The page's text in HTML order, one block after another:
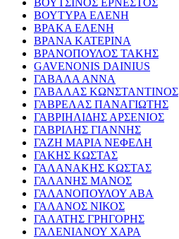
ΒΟΥΤΣΙΝΟΣ ΕΡΝΕΣΤΟΣ
ΒΟΥΤΥΡΑ ΕΛΕΝΗ
ΒΡΑΚΑ ΕΛΕΝΗ
ΒΡΑΝΑ ΚΑΤΕΡΙΝΑ
ΒΡΑΝΟΠΟΥΛΟΣ ΤΑΚΗΣ
GAVENONIS DAINIUS
ΓΑΒΑΛΑ ΑΝΝΑ
ΓΑΒΑΛΑΣ ΚΩΝΣΤΑΝΤΙΝΟΣ
ΓΑΒΡΕΛΑΣ ΠΑΝΑΓΙΩΤΗΣ
ΓΑΒΡΙΗΛΙΔΗΣ ΑΡΣΕΝΙΟΣ
ΓΑΒΡΙΛΗΣ ΓΙΑΝΝΗΣ
ΓΑΖΗ ΜΑΡΙΑ ΝΕΦΕΛΗ
ΓΑΚΗΣ ΚΩΣΤΑΣ
ΓΑΛΑΝΑΚΗΣ ΚΩΣΤΑΣ
ΓΑΛΑΝΗΣ ΜΑΝΟΣ
ΓΑΛΑΝΟΠΟΥΛΟΥ ΑΒΑ
ΓΑΛΑΝΟΣ ΝΙΚΟΣ
ΓΑΛΑΤΗΣ ΓΡΗΓΟΡΗΣ
ΓΑΛΕΝΙΑΝΟΥ ΧΑΡΑ